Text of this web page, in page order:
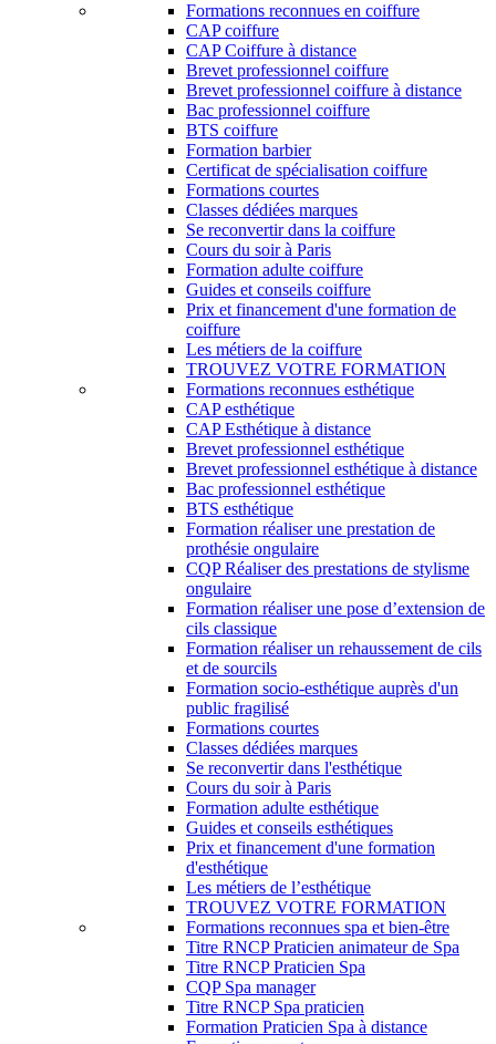
Formations reconnues en coiffure
CAP coiffure
CAP Coiffure à distance
Brevet professionnel coiffure
Brevet professionnel coiffure à distance
Bac professionnel coiffure
BTS coiffure
Formation barbier
Certificat de spécialisation coiffure
Formations courtes
Classes dédiées marques
Se reconvertir dans la coiffure
Cours du soir à Paris
Formation adulte coiffure
Guides et conseils coiffure
Prix et financement d'une formation de
coiffure
Les métiers de la coiffure
TROUVEZ VOTRE FORMATION
Formations reconnues esthétique
CAP esthétique
CAP Esthétique à distance
Brevet professionnel esthétique
Brevet professionnel esthétique à distance
Bac professionnel esthétique
BTS esthétique
Formation réaliser une prestation de
prothésie ongulaire
CQP Réaliser des prestations de stylisme
ongulaire
Formation réaliser une pose d’extension de
cils classique
Formation réaliser un rehaussement de cils
et de sourcils
Formation socio-esthétique auprès d'un
public fragilisé
Formations courtes
Classes dédiées marques
Se reconvertir dans l'esthétique
Cours du soir à Paris
Formation adulte esthétique
Guides et conseils esthétiques
Prix et financement d'une formation
d'esthétique
Les métiers de l’esthétique
TROUVEZ VOTRE FORMATION
Formations reconnues spa et bien-être
Titre RNCP Praticien animateur de Spa
Titre RNCP Praticien Spa
CQP Spa manager
Titre RNCP Spa praticien
Formation Praticien Spa à distance